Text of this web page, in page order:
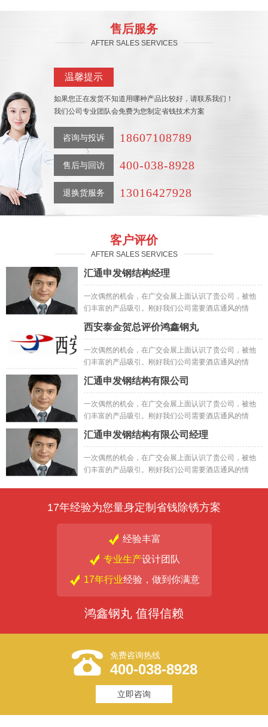
售后服务
AFTER SALES SERVICES
温馨提示
如果您正在发货不知道用哪种产品比较好，请联系我们！
我们公司专业团队会免费为您制定省钱技术方案
咨询与投诉 18607108789
售后与回访 400-038-8928
退换货服务 13016427928
客户评价
AFTER SALES SERVICES
汇通申发钢结构经理
一次偶然的机会，在广交会展上面认识了贵公司，被他
们丰富的产品吸引。刚好我们公司需要酒店通风的情
况，就抱着试试的心态先试了小样，然后订购了一批;之
后做出来的成品
西安泰金贺总评价鸿鑫钢丸
一次偶然的机会，在广交会展上面认识了贵公司，被他
们丰富的产品吸引。刚好我们公司需要酒店通风的情
况，就抱着试试的心态先试了小样，然后订购了一批;之
后做出来的成品一次偶然的机会，在广交会展上面认识
酒店通风的情况，就抱着试试的心态先试了小样，然后
订购了一批;之后做出来的成品
汇通申发钢结构有限公司
一次偶然的机会，在广交会展上面认识了贵公司，被他
们丰富的产品吸引。刚好我们公司需要酒店通风的情
况，就抱着试试的心态先试了小样，然后订购了一批;之
后做出来的成品
汇通申发钢结构有限公司经理
一次偶然的机会，在广交会展上面认识了贵公司，被他
们丰富的产品吸引。刚好我们公司需要酒店通风的情
17年经验为您量身定制省钱除锈方案
经验丰富
专业生产设计团队
17年行业经验，做到你满意
鸿鑫钢丸 值得信赖
免费咨询热线
400-038-8928
立即咨询